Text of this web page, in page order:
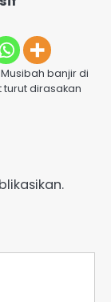
banjir di
dirasakan